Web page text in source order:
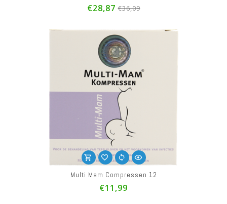
€28,87 €36,09
Multi Mam Compressen 12
€11,99